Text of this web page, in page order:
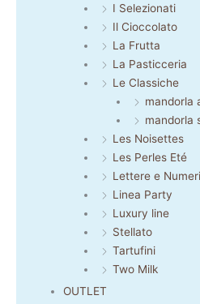
I Selezionati
Il Cioccolato
La Frutta
La Pasticceria
Le Classiche
mandorla
mandorla
Les Noisettes
Les Perles Eté
Lettere e Numeri
Linea Party
Luxury line
Stellato
Tartufini
Two Milk
OUTLET